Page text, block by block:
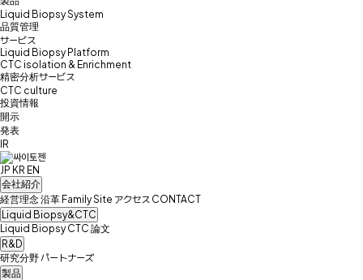
Liquid Biopsy System
品質管理
サービス
Liquid Biopsy Platform
CTC isolation & Enrichment
精密分析サービス
CTC culture
投資情報
開示
発表
IR
JP KR EN
会社紹介
経営理念沿革 Family Site アクセス CONTACT
Liquid Biopsy&CTC
Liquid Biopsy CTC 論文
R&D
研究分野パートナーズ
製品